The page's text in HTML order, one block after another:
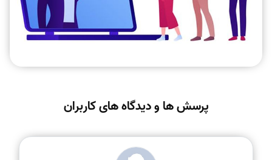
پرسش ها و دیدگاه های کاربران